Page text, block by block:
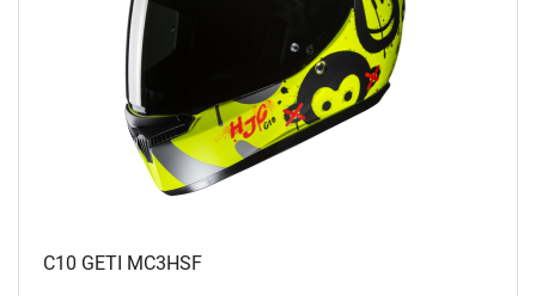
C10 GETI MC3HSF